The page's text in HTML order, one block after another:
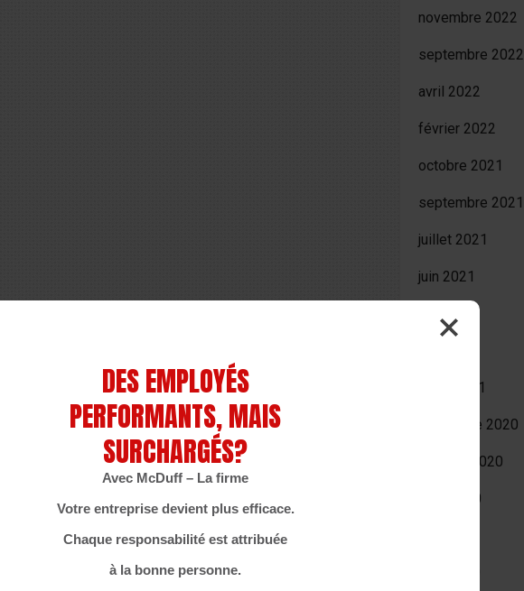
novembre 2022
septembre 2022
avril 2022
février 2022
octobre 2021
septembre 2021
juillet 2021
juin 2021
mars 2021
décembre 2020
octobre 2020
août 2020
DES EMPLOYÉS
PERFORMANTS, MAIS
SURCHARGÉS?
Avec McDuff – La firme
Votre entreprise devient plus efficace.
Chaque responsabilité est attribuée
à la bonne personne.